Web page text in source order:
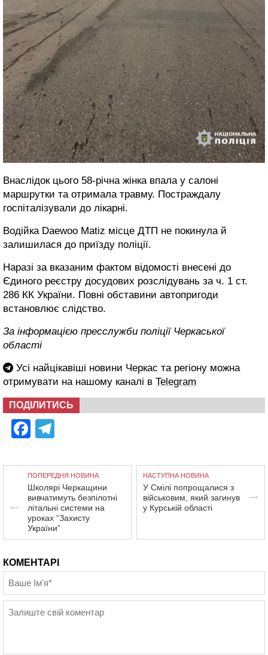
Внаслідок цього 58-річна жінка впала у салоні
маршрутки та отримала травму. Постраждалу
госпіталізували до лікарні.
Водійка Daewoo Matiz місце ДТП не покинула й
залишилася до приїзду поліції.
Наразі за вказаним фактом відомості внесені до
Єдиного реєстру досудових розслідувань за ч. 1 ст.
286 КК України. Повні обставини автопригоди
встановлює слідство.
За інформацією пресслужби поліції Черкаської
області
Усі найцікавіші новини Черкас та регіону можна
отримувати на нашому каналі в Telegram
ПОДІЛИТИСЬ
Facebook
ПОПЕРЕДНЯ НОВИНА
Школярі Черкащини
вивчатимуть безпілотні
літальні системи на
уроках “Захисту
України”
НАСТУПНА НОВИНА
У Смілі попрощалися з
військовим, який загинув
у Курській області
КОМЕНТАРІ